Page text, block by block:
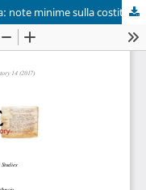
Da Procopio di Gaza al silentiarius Enea: note minime sulla costitutio incerti imperatoris de aquaeductu